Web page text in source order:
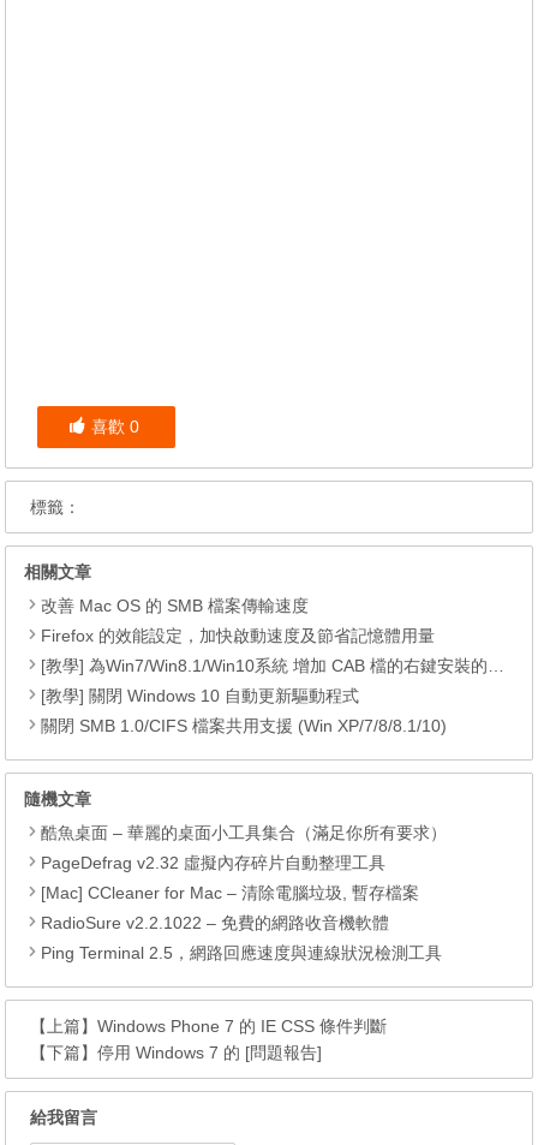
喜歡 0
標籤：
相關文章
改善 Mac OS 的 SMB 檔案傳輸速度
Firefox 的效能設定，加快啟動速度及節省記憶體用量
[教學] 為Win7/Win8.1/Win10系統 增加 CAB 檔的右鍵安裝的功能
[教學] 關閉 Windows 10 自動更新驅動程式
關閉 SMB 1.0/CIFS 檔案共用支援 (Win XP/7/8/8.1/10)
隨機文章
酷魚桌面 – 華麗的桌面小工具集合（滿足你所有要求）
PageDefrag v2.32 虛擬內存碎片自動整理工具
[Mac] CCleaner for Mac – 清除電腦垃圾, 暫存檔案
RadioSure v2.2.1022 – 免費的網路收音機軟體
Ping Terminal 2.5，網路回應速度與連線狀況檢測工具
【上篇】Windows Phone 7 的 IE CSS 條件判斷
【下篇】停用 Windows 7 的 [問題報告]
給我留言